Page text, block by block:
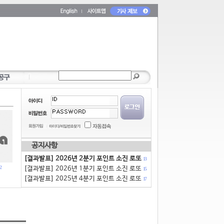
2
공지사항
[결과발표] 2026년 2분기 포인트 소진 로또 13
[결과발표] 2026년 1분기 포인트 소진 로또 15
[결과발표] 2025년 4분기 포인트 소진 로또 17